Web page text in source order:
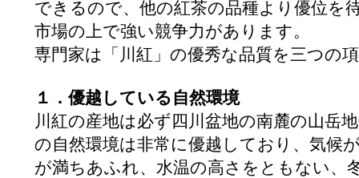
できるので、他の紅茶の品種より優位を
市場の上で強い競争力があります。
専門家は「川紅」の優秀な品質を三つの
１．優越している自然環境
川紅の産地は必ず四川盆地の南麓の山岳
の自然環境は非常に優越しており、気候
が満ちあふれ、水温の高さをともない、